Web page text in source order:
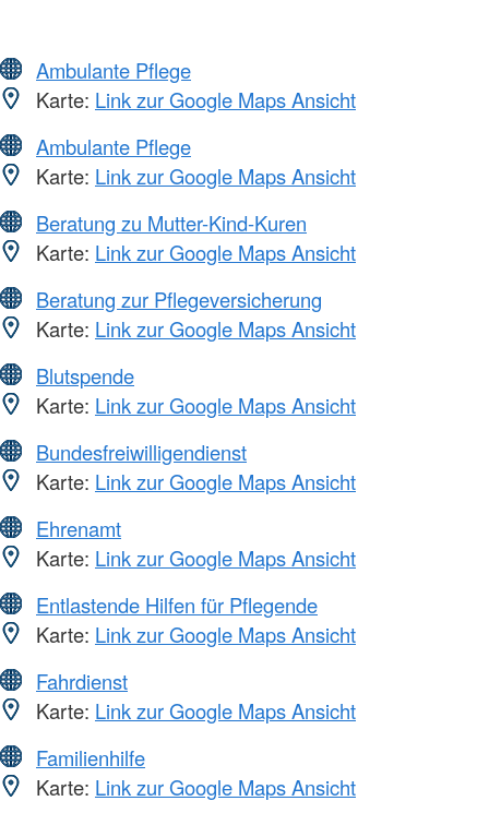
Ambulante Pflege
Karte: Link zur Google Maps Ansicht
Ambulante Pflege
Karte: Link zur Google Maps Ansicht
Beratung zu Mutter-Kind-Kuren
Karte: Link zur Google Maps Ansicht
Beratung zur Pflegeversicherung
Karte: Link zur Google Maps Ansicht
Blutspende
Karte: Link zur Google Maps Ansicht
Bundesfreiwilligendienst
Karte: Link zur Google Maps Ansicht
Ehrenamt
Karte: Link zur Google Maps Ansicht
Entlastende Hilfen für Pflegende
Karte: Link zur Google Maps Ansicht
Fahrdienst
Karte: Link zur Google Maps Ansicht
Familienhilfe
Karte: Link zur Google Maps Ansicht